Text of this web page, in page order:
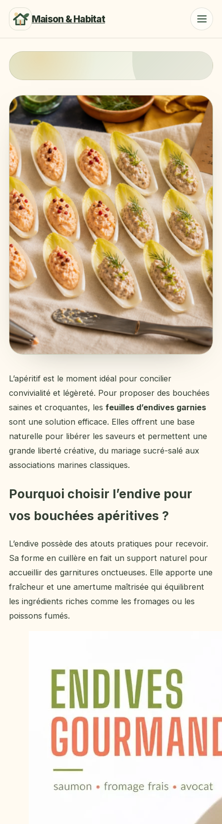
Maison & Habitat
L’apéritif est le moment idéal pour concilier
convivialité et légèreté. Pour proposer des bouchées
saines et croquantes, les feuilles d’endives garnies
sont une solution efficace. Elles offrent une base
naturelle pour libérer les saveurs et permettent une
grande liberté créative, du mariage sucré-salé aux
associations marines classiques.
Pourquoi choisir l’endive pour
vos bouchées apéritives ?
L’endive possède des atouts pratiques pour recevoir.
Sa forme en cuillère en fait un support naturel pour
accueillir des garnitures onctueuses. Elle apporte une
fraîcheur et une amertume maîtrisée qui équilibrent
les ingrédients riches comme les fromages ou les
poissons fumés.